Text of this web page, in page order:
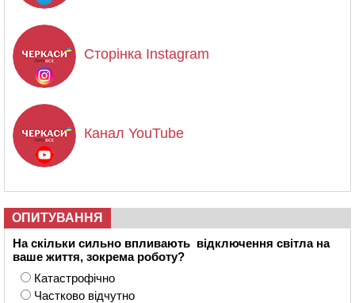
Сторінка Instagram
Канал YouTube
ОПИТУВАННЯ
На скільки сильно впливають відключення світла на
ваше життя, зокрема роботу?
Катастрофічно
Частково відчутно